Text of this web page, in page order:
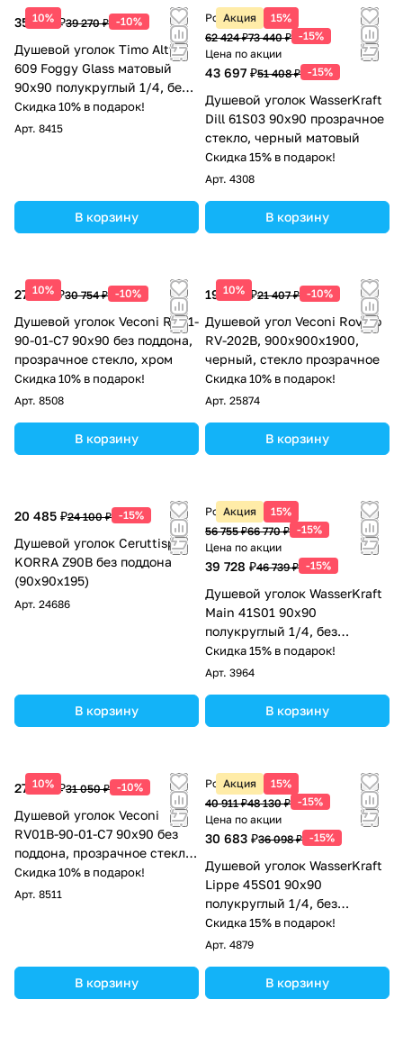
10%
35 343 ₽39 270 ₽ -10%
Душевой уголок Timo Altti
609 Foggy Glass матовый
90х90 полукруглый 1/4, без
поддона, хром
Скидка 10% в подарок!
Арт. 8415
В корзину
Акция 15%
Розничная цена
62 424 ₽73 440 ₽ -15%
Цена по акции
43 697 ₽51 408 ₽ -15%
Душевой уголок WasserKraft
Dill 61S03 90х90 прозрачное
стекло, черный матовый
Скидка 15% в подарок!
Арт. 4308
В корзину
10%
27 679 ₽30 754 ₽ -10%
Душевой уголок Veconi RV01-
90-01-C7 90х90 без поддона,
прозрачное стекло, хром
Скидка 10% в подарок!
Арт. 8508
В корзину
10%
19 266 ₽21 407 ₽ -10%
Душевой угол Veconi Rovigo
RV-202B, 900x900x1900,
черный, стекло прозрачное
Скидка 10% в подарок!
Арт. 25874
В корзину
20 485 ₽24 100 ₽ -15%
Душевой уголок Ceruttispa
KORRA Z90B без поддона
(90x90x195)
Арт. 24686
В корзину
Акция 15%
Розничная цена
56 755 ₽66 770 ₽ -15%
Цена по акции
39 728 ₽46 739 ₽ -15%
Душевой уголок WasserKraft
Main 41S01 90х90
полукруглый 1/4, без
поддона, прозрачное стекло,
хром
Скидка 15% в подарок!
Арт. 3964
В корзину
10%
27 945 ₽31 050 ₽ -10%
Душевой уголок Veconi
RV01B-90-01-C7 90х90 без
поддона, прозрачное стекло,
черный матовый
Скидка 10% в подарок!
Арт. 8511
В корзину
Акция 15%
Розничная цена
40 911 ₽48 130 ₽ -15%
Цена по акции
30 683 ₽36 098 ₽ -15%
Душевой уголок WasserKraft
Lippe 45S01 90х90
полукруглый 1/4, без
поддона, прозрачное стекло,
хром
Скидка 15% в подарок!
Арт. 4879
В корзину